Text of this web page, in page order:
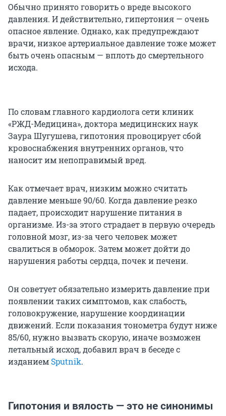
Обычно принято говорить о вреде высокого
давления. И действительно, гипертония — очень
опасное явление. Однако, как предупреждают
врачи, низкое артериальное давление тоже может
быть очень опасным — вплоть до смертельного
исхода.
По словам главного кардиолога сети клиник
«РЖД-Медицина», доктора медицинских наук
Заура Шугушева, гипотония провоцирует сбой
кровоснабжения внутренних органов, что
наносит им непоправимый вред.
Как отмечает врач, низким можно считать
давление меньше 90/60. Когда давление резко
падает, происходит нарушение питания в
организме. Из-за этого страдает в первую очередь
головной мозг, из-за чего человек может
свалиться в обморок. Затем может дойти до
нарушения работы сердца, почек и печени.
Он советует обязательно измерить давление при
появлении таких симптомов, как слабость,
головокружение, нарушение координации
движений. Если показания тонометра будут ниже
85/60, нужно вызвать скорую, иначе возможен
летальный исход, добавил врач в беседе с
изданием Sputnik.
Гипотония и вялость — это не синонимы